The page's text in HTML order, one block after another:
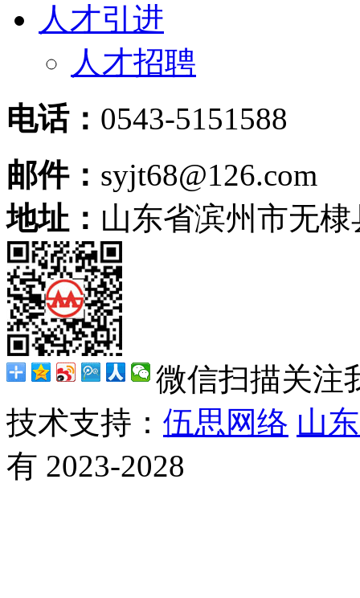
人才引进
人才招聘
电话： 0543-5151588
邮件： syjt68@126.com
地址： 山东省滨州市无
微信扫描关注
技术支持： 伍思网络 山
有 2023-2028